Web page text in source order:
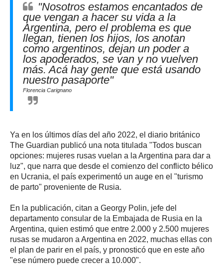
"Nosotros estamos encantados de
que vengan a hacer su vida a la
Argentina, pero el problema es que
llegan, tienen los hijos, los anotan
como argentinos, dejan un poder a
los apoderados, se van y no vuelven
más. Acá hay gente que está usando
nuestro pasaporte"
Florencia Carignano
Ya en los últimos días del año 2022, el diario británico
The Guardian publicó una nota titulada "Todos buscan
opciones: mujeres rusas vuelan a la Argentina para dar a
luz", que narra que desde el comienzo del conflicto bélico
en Ucrania, el país experimentó un auge en el "turismo
de parto" proveniente de Rusia.
En la publicación, citan a Georgy Polin, jefe del
departamento consular de la Embajada de Rusia en la
Argentina, quien estimó que entre 2.000 y 2.500 mujeres
rusas se mudaron a Argentina en 2022, muchas ellas con
el plan de parir en el país, y pronosticó que en este año
"ese número puede crecer a 10.000".